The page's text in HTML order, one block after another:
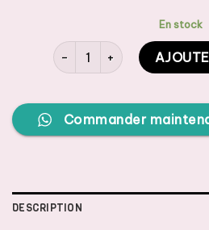
En stock
quantité de Ducray
Commander
DESCRIPTION